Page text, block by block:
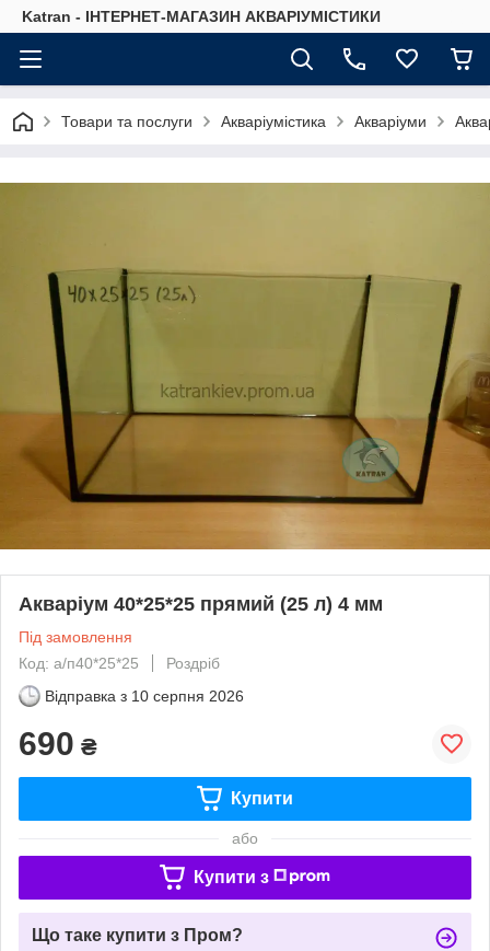
Katran - ІНТЕРНЕТ-МАГАЗИН АКВАРІУМІСТИКИ
Товари та послуги Акваріумістика Акваріуми
Акваріум 40*25*25 прямий (25 л) 4 мм
Під замовлення
Код: а/п40*25*25
Роздріб
Відправка з 10 серпня 2026
690 ₴
Купити
або
Купити з
Що таке купити з Пром?